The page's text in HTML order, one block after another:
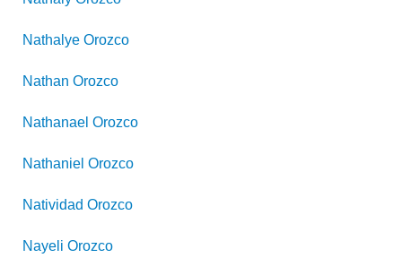
Nathalye Orozco
Nathan Orozco
Nathanael Orozco
Nathaniel Orozco
Natividad Orozco
Nayeli Orozco